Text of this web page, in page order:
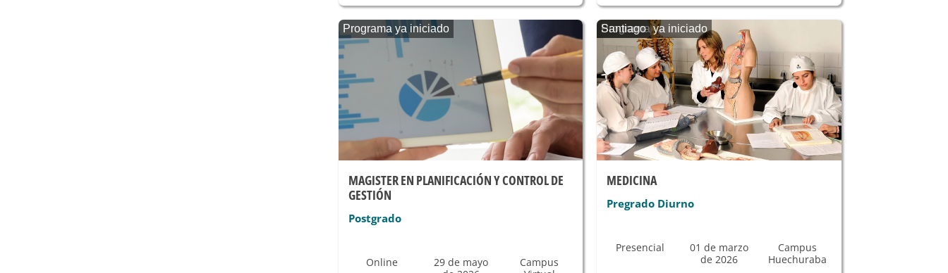
Programa ya iniciado
MAGISTER EN PLANIFICACIÓN Y CONTROL DE
GESTIÓN
Postgrado
Online
29 de mayo
Campus
Programa ya iniciado
Santiago
MEDICINA
Pregrado Diurno
Presencial
01 de marzo
de 2026
Campus
Huechuraba